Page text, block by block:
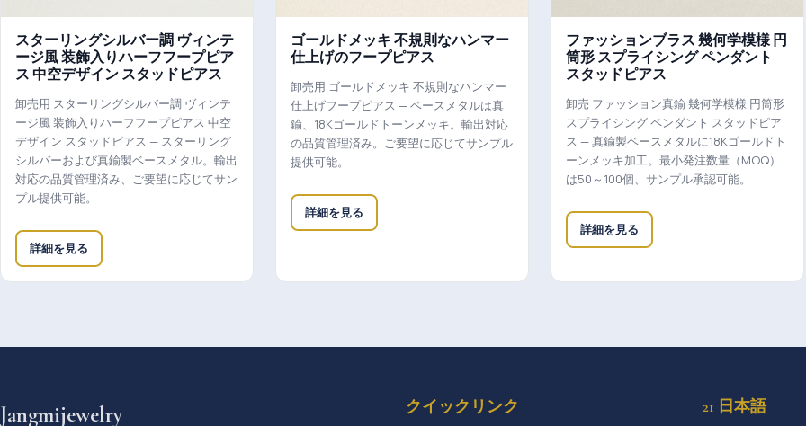
スターリングシルバー調 ヴィンテ
ージ風 装飾入りハーフフープピア
ス 中空デザイン スタッドピアス
卸売用 スターリングシルバー調 ヴィンテ
ージ風 装飾入りハーフフープピアス 中空
デザイン スタッドピアス — スターリング
シルバーおよび真鍮製ベースメタル。輸出
対応の品質管理済み、ご要望に応じてサン
プル提供可能。
詳細を見る
ゴールドメッキ 不規則なハンマー
仕上げのフープピアス
卸売用 ゴールドメッキ 不規則なハンマー
仕上げフープピアス — ベースメタルは真
鍮、18Kゴールドトーンメッキ。輸出対応
の品質管理済み。ご要望に応じてサンプル
提供可能。
詳細を見る
ファッションブラス 幾何学模様 円
筒形 スプライシング ペンダント
スタッドピアス
卸売 ファッション真鍮 幾何学模様 円筒形
スプライシング ペンダント スタッドピア
ス — 真鍮製ベースメタルに18Kゴールドト
ーンメッキ加工。最小発注数量（MOQ）
は50～100個、サンプル承認可能。
詳細を見る
Jangmijewelry クイックリンク 21 日本語